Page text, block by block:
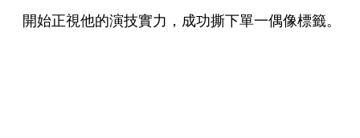
開始正視他的演技實力，成功撕下單一偶像標籤。